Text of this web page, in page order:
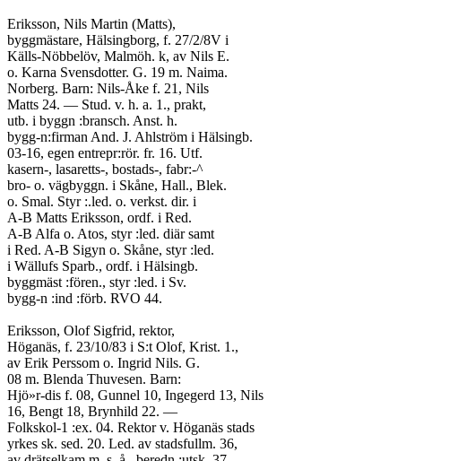
Eriksson, Nils Martin (Matts),
byggmästare, Hälsingborg, f. 27/2/8V i
Källs-Nöbbelöv, Malmöh. k, av Nils E.
o. Karna Svensdotter. G. 19 m. Naima.
Norberg. Barn: Nils-Åke f. 21, Nils
Matts 24. — Stud. v. h. a. 1., prakt,
utb. i byggn :bransch. Anst. h.
bygg-n:firman And. J. Ahlström i Hälsingb.
03-16, egen entrepr:rör. fr. 16. Utf.
kasern-, lasaretts-, bostads-, fabr:-^
bro- o. vägbyggn. i Skåne, Hall., Blek.
o. Smal. Styr :.led. o. verkst. dir. i
A-B Matts Eriksson, ordf. i Red.
A-B Alfa o. Atos, styr :led. diär samt
i Red. A-B Sigyn o. Skåne, styr :led.
i Wällufs Sparb., ordf. i Hälsingb.
byggmäst :fören., styr :led. i Sv.
bygg-n :ind :förb. RVO 44.
Eriksson, Olof Sigfrid, rektor,
Höganäs, f. 23/10/83 i S:t Olof, Krist. 1.,
av Erik Perssom o. Ingrid Nils. G.
08 m. Blenda Thuvesen. Barn:
Hjö»r-dis f. 08, Gunnel 10, Ingegerd 13, Nils
16, Bengt 18, Brynhild 22. —
Folkskol-1 :ex. 04. Rektor v. Höganäs stads
yrkes sk. sed. 20. Led. av stadsfullm. 36,